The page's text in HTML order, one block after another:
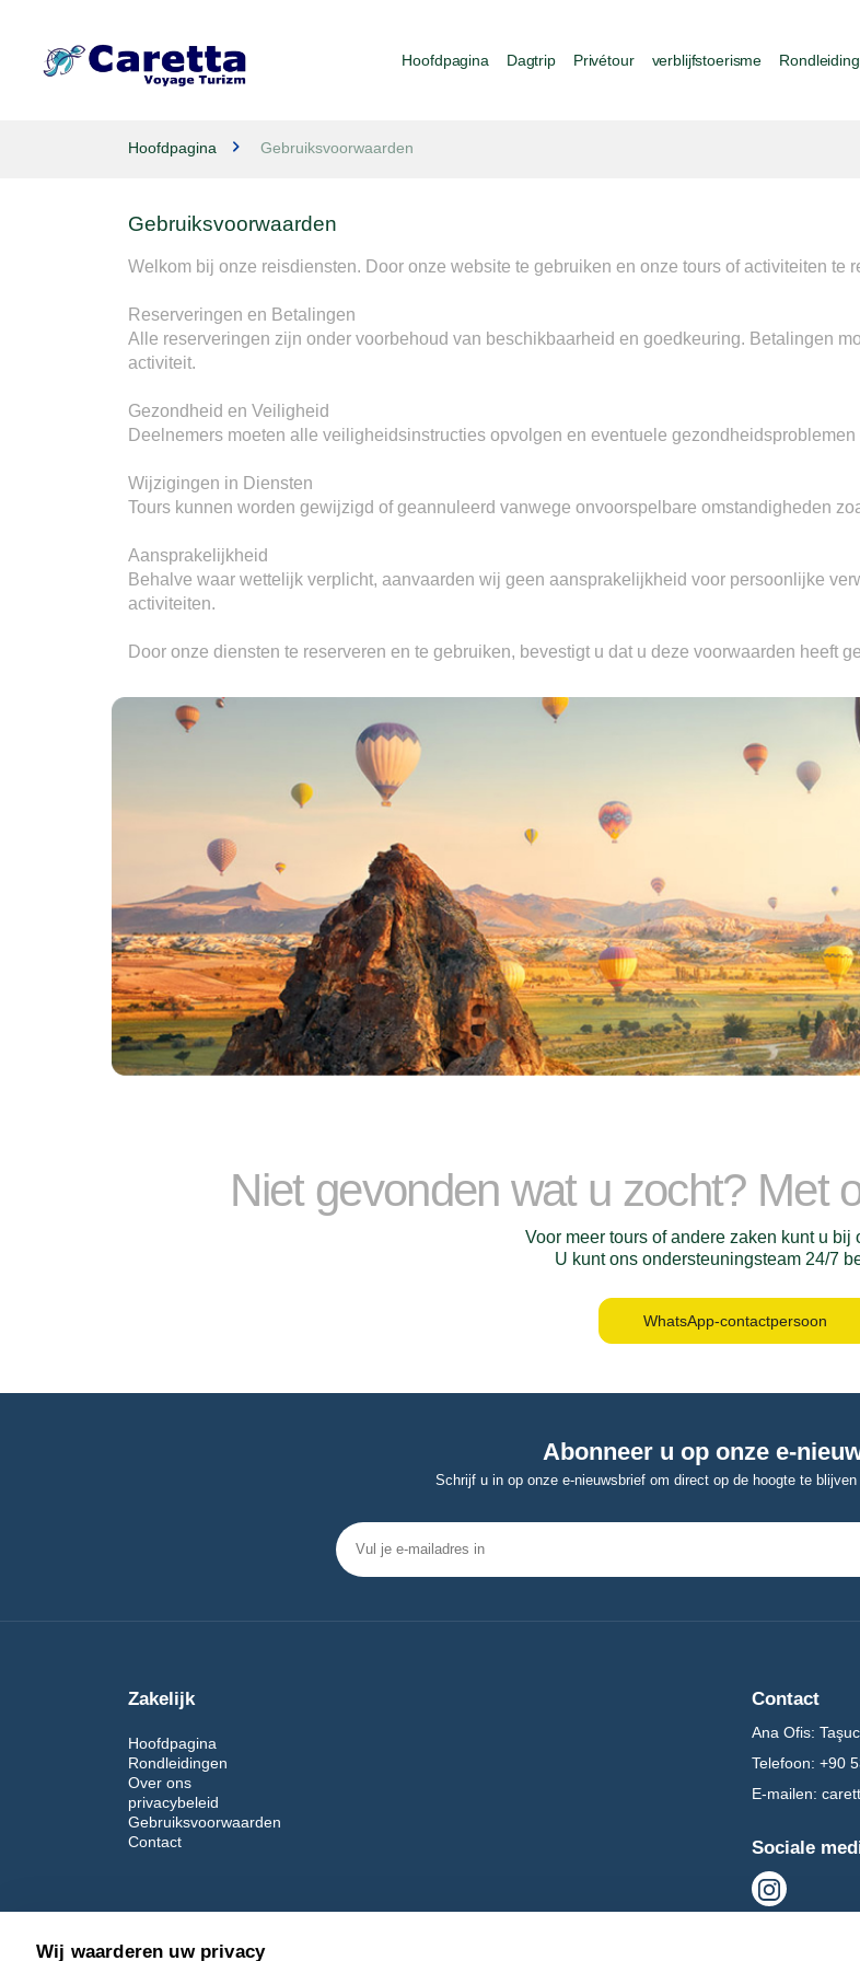
Hoofdpagina Dagtrip Privétour verblijfstoerisme
Hoofdpagina Gebruiksvoorwaarden
Gebruiksvoorwaarden
Welkom bij onze reisdiensten. Door onze website te gebruiken en onze tours of activiteiten te
Reserveringen en Betalingen
Alle reserveringen zijn onder voorbehoud van beschikbaarheid en goedkeuring. Betalingen
activiteit.
Gezondheid en Veiligheid
Deelnemers moeten alle veiligheidsinstructies opvolgen en eventuele
Wijzigingen in Diensten
Tours kunnen worden gewijzigd of geannuleerd vanwege onvoorspelbare omstandigheden
Aansprakelijkheid
Behalve waar wettelijk verplicht, aanvaarden wij geen aansprakelijkheid voor persoonlijke
activiteiten.
Door onze diensten te reserveren en te gebruiken, bevestigt u dat u deze voorwaarden heeft
Niet gevonden wat u zocht? Met
Voor meer tours of andere zaken kunt u bij
U kunt ons ondersteuningsteam 24/7
WhatsApp-contactpersoon
Abonneer u op onze e-
Schrijf u in op onze e-nieuwsbrief om direct op de hoogte te
Zakelijk
Hoofdpagina
Rondleidingen
Over ons
privacybeleid
Gebruiksvoorwaarden
Contact
Contact
Ana Ofis:
Telefoon: +90
E-mailen:
Sociale
Wij waarderen uw privacy